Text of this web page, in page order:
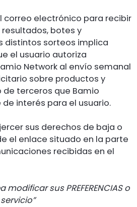
correo electrónico para recibir
botes y
distintos sorteos implica
el usuario autoriza
Network al envío semanal
sobre productos y
de terceros que Bamio
interés para el usuario.
sus derechos de baja o
el enlace situado en la parte
recibidas en el
modificar sus PREFERENCIAS o
servicio”